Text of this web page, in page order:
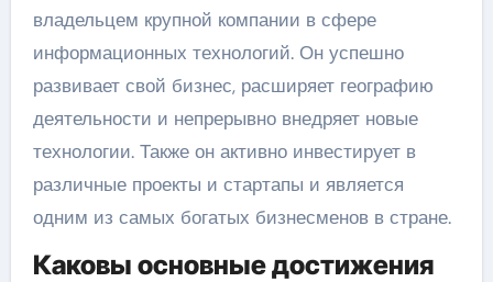
владельцем крупной компании в сфере
информационных технологий. Он успешно
развивает свой бизнес, расширяет географию
деятельности и непрерывно внедряет новые
технологии. Также он активно инвестирует в
различные проекты и стартапы и является
одним из самых богатых бизнесменов в стране.
Каковы основные достижения